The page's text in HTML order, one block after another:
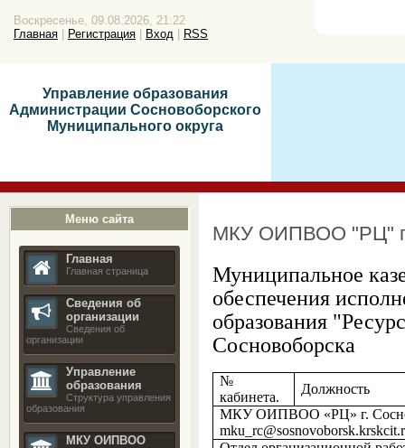
Воскресенье, 09.08.2026, 21:22
Главная
Регистрация Вход RSS
Управление образования
Администрации Сосновоборского
Муниципального округа
Меню сайта
Главная
Главная страница
Сведения об
организации
Сведения об
организации
Управление
образования
Структура управления
образования
МКУ ОИПВОО
МКУ ОИПВОО "РЦ" г.
Муниципальное
обеспечения
образования
Сосновоборска
№
кабинета.
Должность
МКУ ОИПВОО «РЦ» г.